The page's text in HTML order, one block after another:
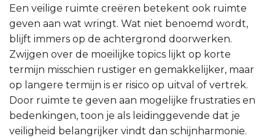
Een veilige ruimte creëren betekent ook ruimte
geven aan wat wringt. Wat niet benoemd wordt,
blijft immers op de achtergrond doorwerken.
Zwijgen over de moeilijke topics lijkt op korte
termijn misschien rustiger en gemakkelijker, maar
op langere termijn is er risico op uitval of vertrek.
Door ruimte te geven aan mogelijke frustraties en
bedenkingen, toon je als leidinggevende dat je
veiligheid belangrijker vindt dan schijnharmonie.